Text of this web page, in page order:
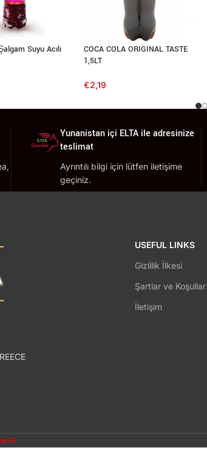
Suyu Acılı
COCA COLA ORIGINAL TASTE
1,5LT
€2,19
Yunanistan içi ELTA ile adresinize
teslimat
Ayrıntılı bilgi için lütfen iletişime
geçiniz.
USEFUL LINKS
Gizlilik İlkesi
Şartlar ve Koşullar
İletişim